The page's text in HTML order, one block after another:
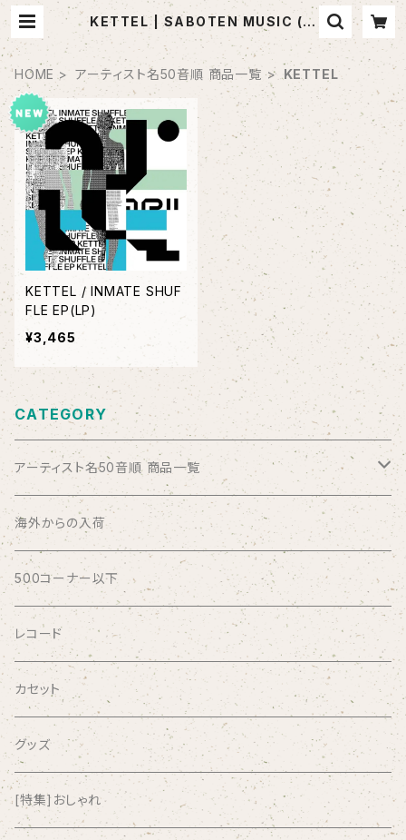
KETTEL | SABOTEN MUSIC (セ
レクトCDショップ)
HOME アーティスト名50音順 商品一覧 KETTEL
KETTEL / INMATE SHUF
FLE EP(LP)
¥3,465
CATEGORY
アーティスト名50音順 商品一覧
ABSOLUTE LOSERS
AFRICA
AGU
AIRCRAFT
airlie
AKUTAGAWA FANCLUB
海外からの入荷
500コーナー以下
レコード
カセット
グッズ
[特集]おしゃれ